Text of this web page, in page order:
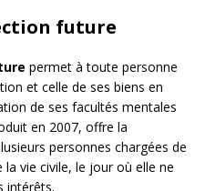
future
permet à toute personne
et celle de ses biens en
de ses facultés mentales
en 2007, offre la
personnes chargées de
vie civile, le jour où elle ne
intérêts.